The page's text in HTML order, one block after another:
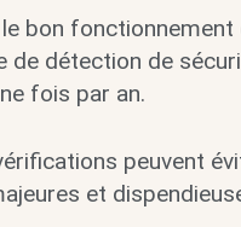
bon fonctionnement
de détection de
fois par an.
peuvent
et